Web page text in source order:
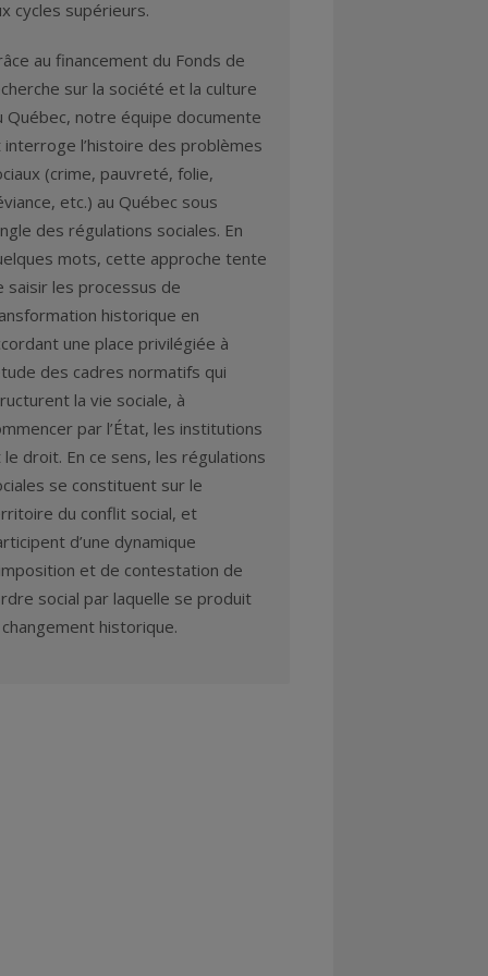
cycles supérieurs.
au financement du Fonds de
sur la société et la culture
Québec, notre équipe documente
interroge l’histoire des problèmes
(crime, pauvreté, folie,
etc.) au Québec sous
des régulations sociales. En
mots, cette approche tente
saisir les processus de
historique en
une place privilégiée à
des cadres normatifs qui
la vie sociale, à
par l’État, les institutions
le droit. En ce sens, les régulations
se constituent sur le
du conflit social, et
d’une dynamique
et de contestation de
social par laquelle se produit
historique.